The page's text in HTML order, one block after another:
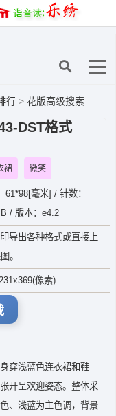
行 > 花版高级搜索
DST格式
裙 微笑
毫米] / 针数：
/ 版本：e4.2
导出各种格式或直接上
。
像素)
穿浅蓝色连衣裙和鞋
开呈欢迎姿态。整体采
、浅蓝为主色调，背景